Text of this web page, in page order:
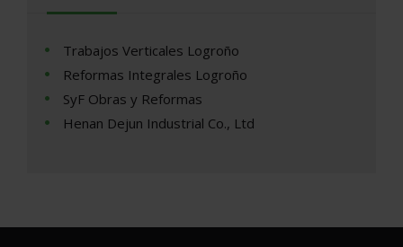
Trabajos Verticales Logroño
Reformas Integrales Logroño
SyF Obras y Reformas
Henan Dejun Industrial Co., Ltd